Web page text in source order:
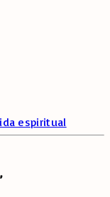
espiritual